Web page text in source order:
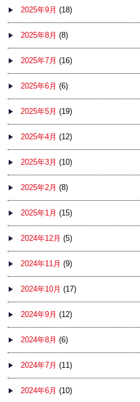
2025年9月 (18)
2025年8月 (8)
2025年7月 (16)
2025年6月 (6)
2025年5月 (19)
2025年4月 (12)
2025年3月 (10)
2025年2月 (8)
2025年1月 (15)
2024年12月 (5)
2024年11月 (9)
2024年10月 (17)
2024年9月 (12)
2024年8月 (6)
2024年7月 (11)
2024年6月 (10)